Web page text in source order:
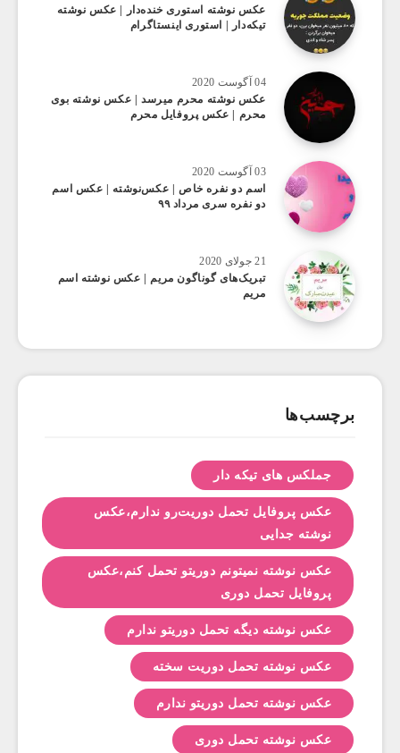
عکس ‌نوشته استوری خنده‌دار | عکس نوشته
تیکه‌دار | استوری اینستاگرام
04 آگوست 2020
عکس ‌نوشته محرم میرسد | عکس نوشته بوی
محرم | عکس پروفایل محرم
03 آگوست 2020
اسم دو نفره خاص | عکس‌نوشته | عکس اسم
دو نفره سری مرداد ۹۹
21 جولای 2020
تبریک‌های گوناگون مریم | عکس نوشته اسم
مریم
برچسب‌ها
جملکس های تیکه دار
عکس پروفایل تحمل دوریت‌رو ندارم،عکس
نوشته جدایی
عکس نوشته نمیتونم دوریتو تحمل کنم،عکس
پروفایل تحمل دوری
عکس نوشته دیگه تحمل دوریتو ندارم
عکس نوشته تحمل دوریت سخته
عکس نوشته تحمل دوریتو ندارم
عکس نوشته تحمل دوری